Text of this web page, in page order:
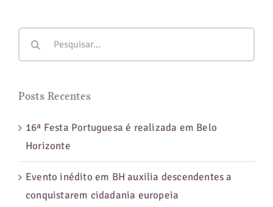
Posts Recentes
16ª Festa Portuguesa é realizada em Belo
Horizonte
Evento inédito em BH auxilia descendentes a
conquistarem cidadania europeia